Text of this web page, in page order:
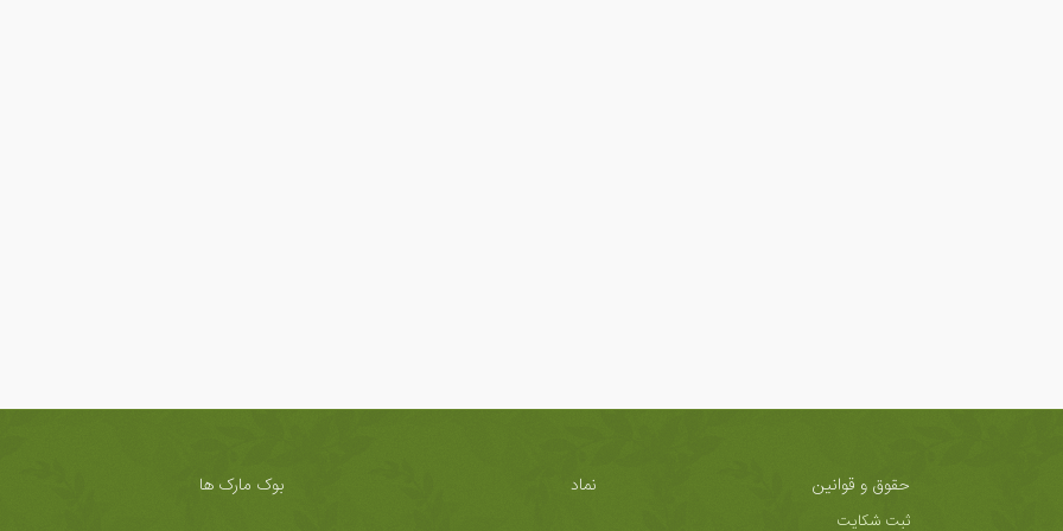
حقوق و قوانین
ثبت شکایت
نماد بوک مارک ها